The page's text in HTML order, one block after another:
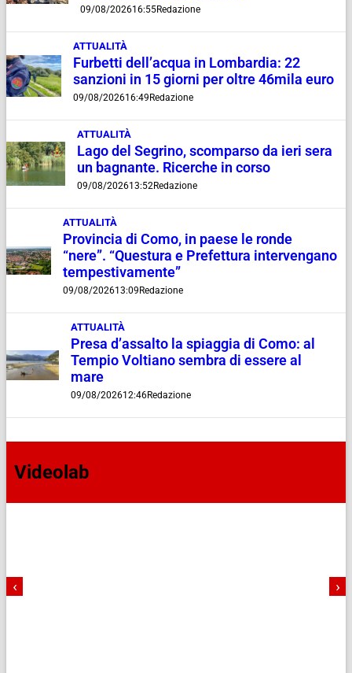
09/08/202616:55Redazione
ATTUALITÀ
Furbetti dell’acqua in Lombardia: 22
sanzioni in 15 giorni per oltre 46mila euro
09/08/202616:49Redazione
ATTUALITÀ
Lago del Segrino, scomparso da ieri sera
un bagnante. Ricerche in corso
09/08/202613:52Redazione
ATTUALITÀ
Provincia di Como, in paese le ronde
“nere”. “Questura e Prefettura intervengano
tempestivamente”
09/08/202613:09Redazione
ATTUALITÀ
Presa d’assalto la spiaggia di Como: al
Tempio Voltiano sembra di essere al
mare
09/08/202612:46Redazione
Videolab
‹ ›